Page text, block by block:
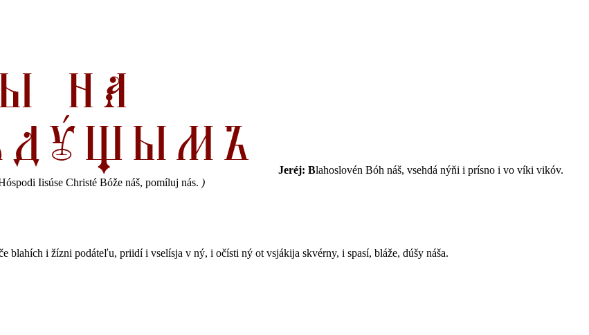
Jeréj: Blahoslovén Bóh náš, vsehdá nýňi i prísno i vo víki vikóv.
Iisúse Christé Bóže náš, pomíluj nás. )
i žízni podáteľu, priidí i vselísja v ný, i očísti ný ot vsjákija skvérny, i spasí, bláže, dúšy náša.